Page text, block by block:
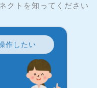
クトを知ってください
作したい